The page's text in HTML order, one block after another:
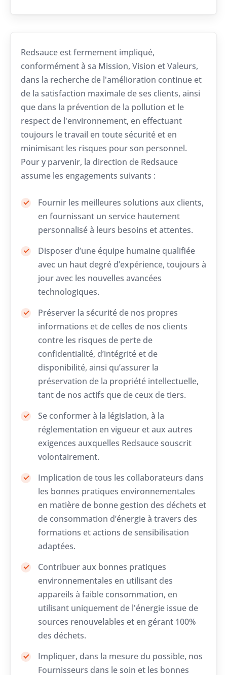
Redsauce est fermement impliqué,
conformément à sa Mission, Vision et Valeurs,
dans la recherche de l'amélioration continue et
de la satisfaction maximale de ses clients, ainsi
que dans la prévention de la pollution et le
respect de l'environnement, en effectuant
toujours le travail en toute sécurité et en
minimisant les risques pour son personnel.
Pour y parvenir, la direction de Redsauce
assume les engagements suivants :
Fournir les meilleures solutions aux clients,
en fournissant un service hautement
personnalisé à leurs besoins et attentes.
Disposer d’une équipe humaine qualifiée
avec un haut degré d’expérience, toujours à
jour avec les nouvelles avancées
technologiques.
Préserver la sécurité de nos propres
informations et de celles de nos clients
contre les risques de perte de
confidentialité, d’intégrité et de
disponibilité, ainsi qu’assurer la
préservation de la propriété intellectuelle,
tant de nos actifs que de ceux de tiers.
Se conformer à la législation, à la
réglementation en vigueur et aux autres
exigences auxquelles Redsauce souscrit
volontairement.
Implication de tous les collaborateurs dans
les bonnes pratiques environnementales
en matière de bonne gestion des déchets et
de consommation d’énergie à travers des
formations et actions de sensibilisation
adaptées.
Contribuer aux bonnes pratiques
environnementales en utilisant des
appareils à faible consommation, en
utilisant uniquement de l'énergie issue de
sources renouvelables et en gérant 100%
des déchets.
Impliquer, dans la mesure du possible, nos
Fournisseurs dans le soin et les bonnes